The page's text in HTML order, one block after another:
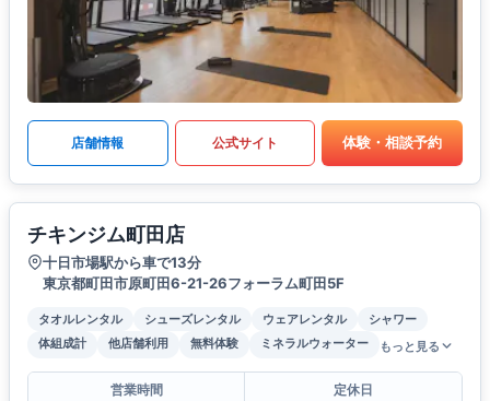
店舗情報 公式サイト 体験・相談予約
チキンジム町田店
十日市場駅から車で13分
東京都町田市原町田6-21-26フォーラム町田5F
タオルレンタル シューズレンタル ウェアレンタル
シャワー
体組成計
他店舗利用 無料体験 ミネラルウォーター もっと見る
営業時間
定休日